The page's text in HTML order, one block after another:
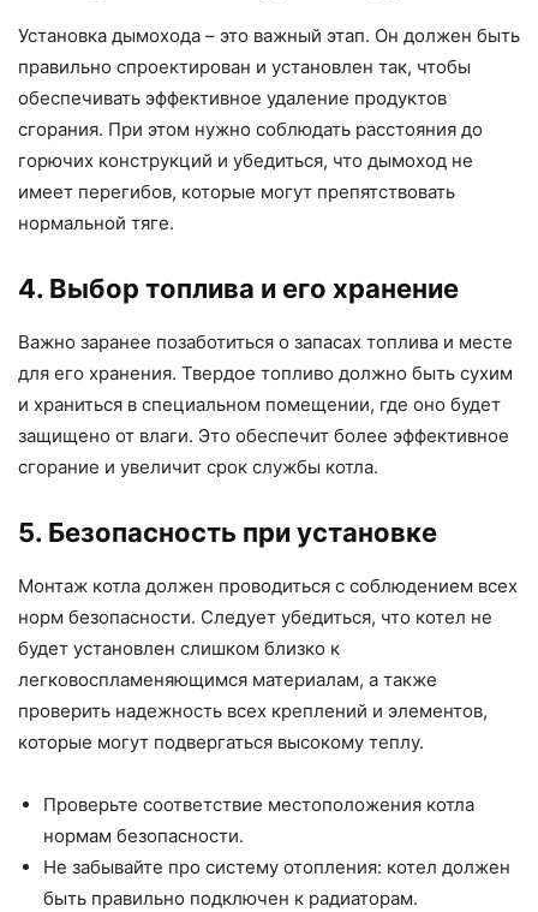
Установка дымохода – это важный этап. Он должен быть
правильно спроектирован и установлен так, чтобы
обеспечивать эффективное удаление продуктов
сгорания. При этом нужно соблюдать расстояния до
горючих конструкций и убедиться, что дымоход не
имеет перегибов, которые могут препятствовать
нормальной тяге.
4. Выбор топлива и его хранение
Важно заранее позаботиться о запасах топлива и месте
для его хранения. Твердое топливо должно быть сухим
и храниться в специальном помещении, где оно будет
защищено от влаги. Это обеспечит более эффективное
сгорание и увеличит срок службы котла.
5. Безопасность при установке
Монтаж котла должен проводиться с соблюдением всех
норм безопасности. Следует убедиться, что котел не
будет установлен слишком близко к
легковоспламеняющимся материалам, а также
проверить надежность всех креплений и элементов,
которые могут подвергаться высокому теплу.
Проверьте соответствие местоположения котла
нормам безопасности.
Не забывайте про систему отопления: котел должен
быть правильно подключен к радиаторам.